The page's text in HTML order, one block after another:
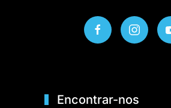
Encontrar-nos